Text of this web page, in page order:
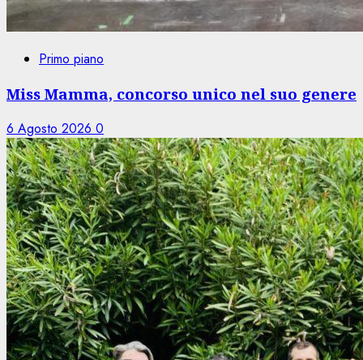
Primo piano
Miss Mamma, concorso unico nel suo genere
6 Agosto 2026 0